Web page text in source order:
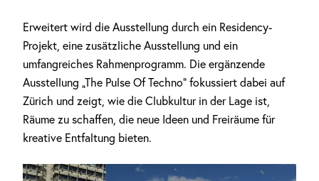
Erweitert wird die Ausstellung durch ein Residency-
Projekt, eine zusätzliche Ausstellung und ein
umfangreiches Rahmenprogramm. Die ergänzende
Ausstellung „The Pulse Of Techno“ fokussiert dabei auf
Zürich und zeigt, wie die Clubkultur in der Lage ist,
Räume zu schaffen, die neue Ideen und Freiräume für
kreative Entfaltung bieten.